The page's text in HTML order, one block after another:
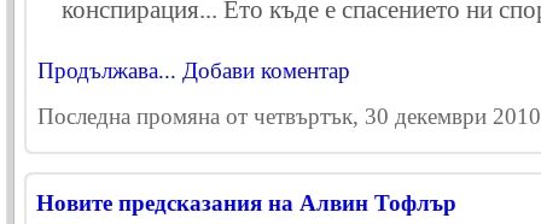
конспирация... Ето къде е спасението ни
Продължава... Добави коментар
Последна промяна от четвъртък, 30 декември
Новите предсказания на Алвин Тофлър